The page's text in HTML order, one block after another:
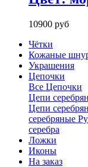
10900 руб
Чётки
Кожаные
Украшения
Цепочки
Все Цепочки
Цепи
Цепи
серебряные
серебра
Ложки
Иконы
На заказ